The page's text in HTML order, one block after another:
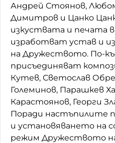
Андрей Стоянов,
Димитров и Цанко
изкуствата и печата
изработват устав и
на Дружеството. По-
присъединяват
Кутев, Светослав
Големинов, Парашкев
Карастоянов, Георги
Поради настъпилите
и установяването на
режим Дружеството